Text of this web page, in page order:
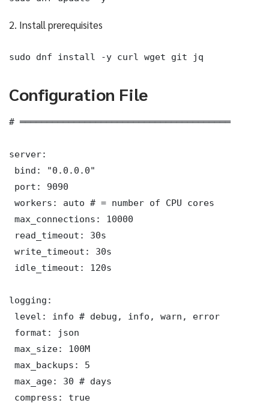
2. Install prerequisites
sudo dnf install -y curl wget git jq
Configuration File
# ═══════════════════════════════════════
server:
bind: "0.0.0.0"
port: 9090
workers: auto # = number of CPU cores
max_connections: 10000
read_timeout: 30s
write_timeout: 30s
idle_timeout: 120s
logging:
level: info # debug, info, warn, error
format: json
max_size: 100M
max_backups: 5
max_age: 30 # days
compress: true